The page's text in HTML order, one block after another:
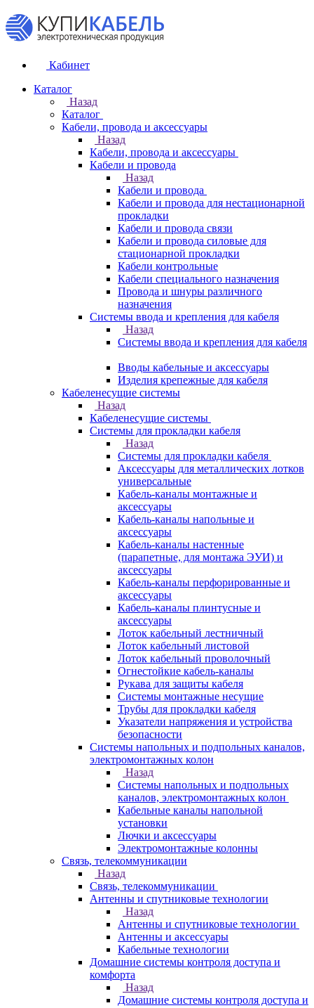
Кабинет
Каталог
Назад
Каталог
Кабели, провода и аксессуары
Назад
Кабели, провода и аксессуары
Кабели и провода
Назад
Кабели и провода
Кабели и провода для нестационарной
прокладки
Кабели и провода связи
Кабели и провода силовые для
стационарной прокладки
Кабели контрольные
Кабели специального назначения
Провода и шнуры различного
назначения
Системы ввода и крепления для кабеля
Назад
Системы ввода и крепления для кабеля
Вводы кабельные и аксессуары
Изделия крепежные для кабеля
Кабеленесущие системы
Назад
Кабеленесущие системы
Системы для прокладки кабеля
Назад
Системы для прокладки кабеля
Аксессуары для металлических лотков
универсальные
Кабель-каналы монтажные и
аксессуары
Кабель-каналы напольные и
аксессуары
Кабель-каналы настенные
(парапетные, для монтажа ЭУИ) и
аксессуары
Кабель-каналы перфорированные и
аксессуары
Кабель-каналы плинтусные и
аксессуары
Лоток кабельный лестничный
Лоток кабельный листовой
Лоток кабельный проволочный
Огнестойкие кабель-каналы
Рукава для защиты кабеля
Системы монтажные несущие
Трубы для прокладки кабеля
Указатели напряжения и устройства
безопасности
Системы напольных и подпольных каналов,
электромонтажных колон
Назад
Системы напольных и подпольных
каналов, электромонтажных колон
Кабельные каналы напольной
установки
Лючки и аксессуары
Электромонтажные колонны
Связь, телекоммуникации
Назад
Связь, телекоммуникации
Антенны и спутниковые технологии
Назад
Антенны и спутниковые технологии
Антенны и аксессуары
Кабельные технологии
Домашние системы контроля доступа и
комфорта
Назад
Домашние системы контроля доступа и